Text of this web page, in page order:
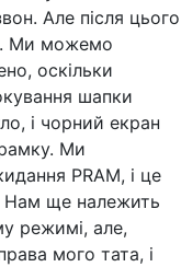
Але після цього
Ми можемо
оскільки
шапки
і чорний екран
Ми
PRAM, і це
Нам ще належить
режимі, але,
мого тата, і